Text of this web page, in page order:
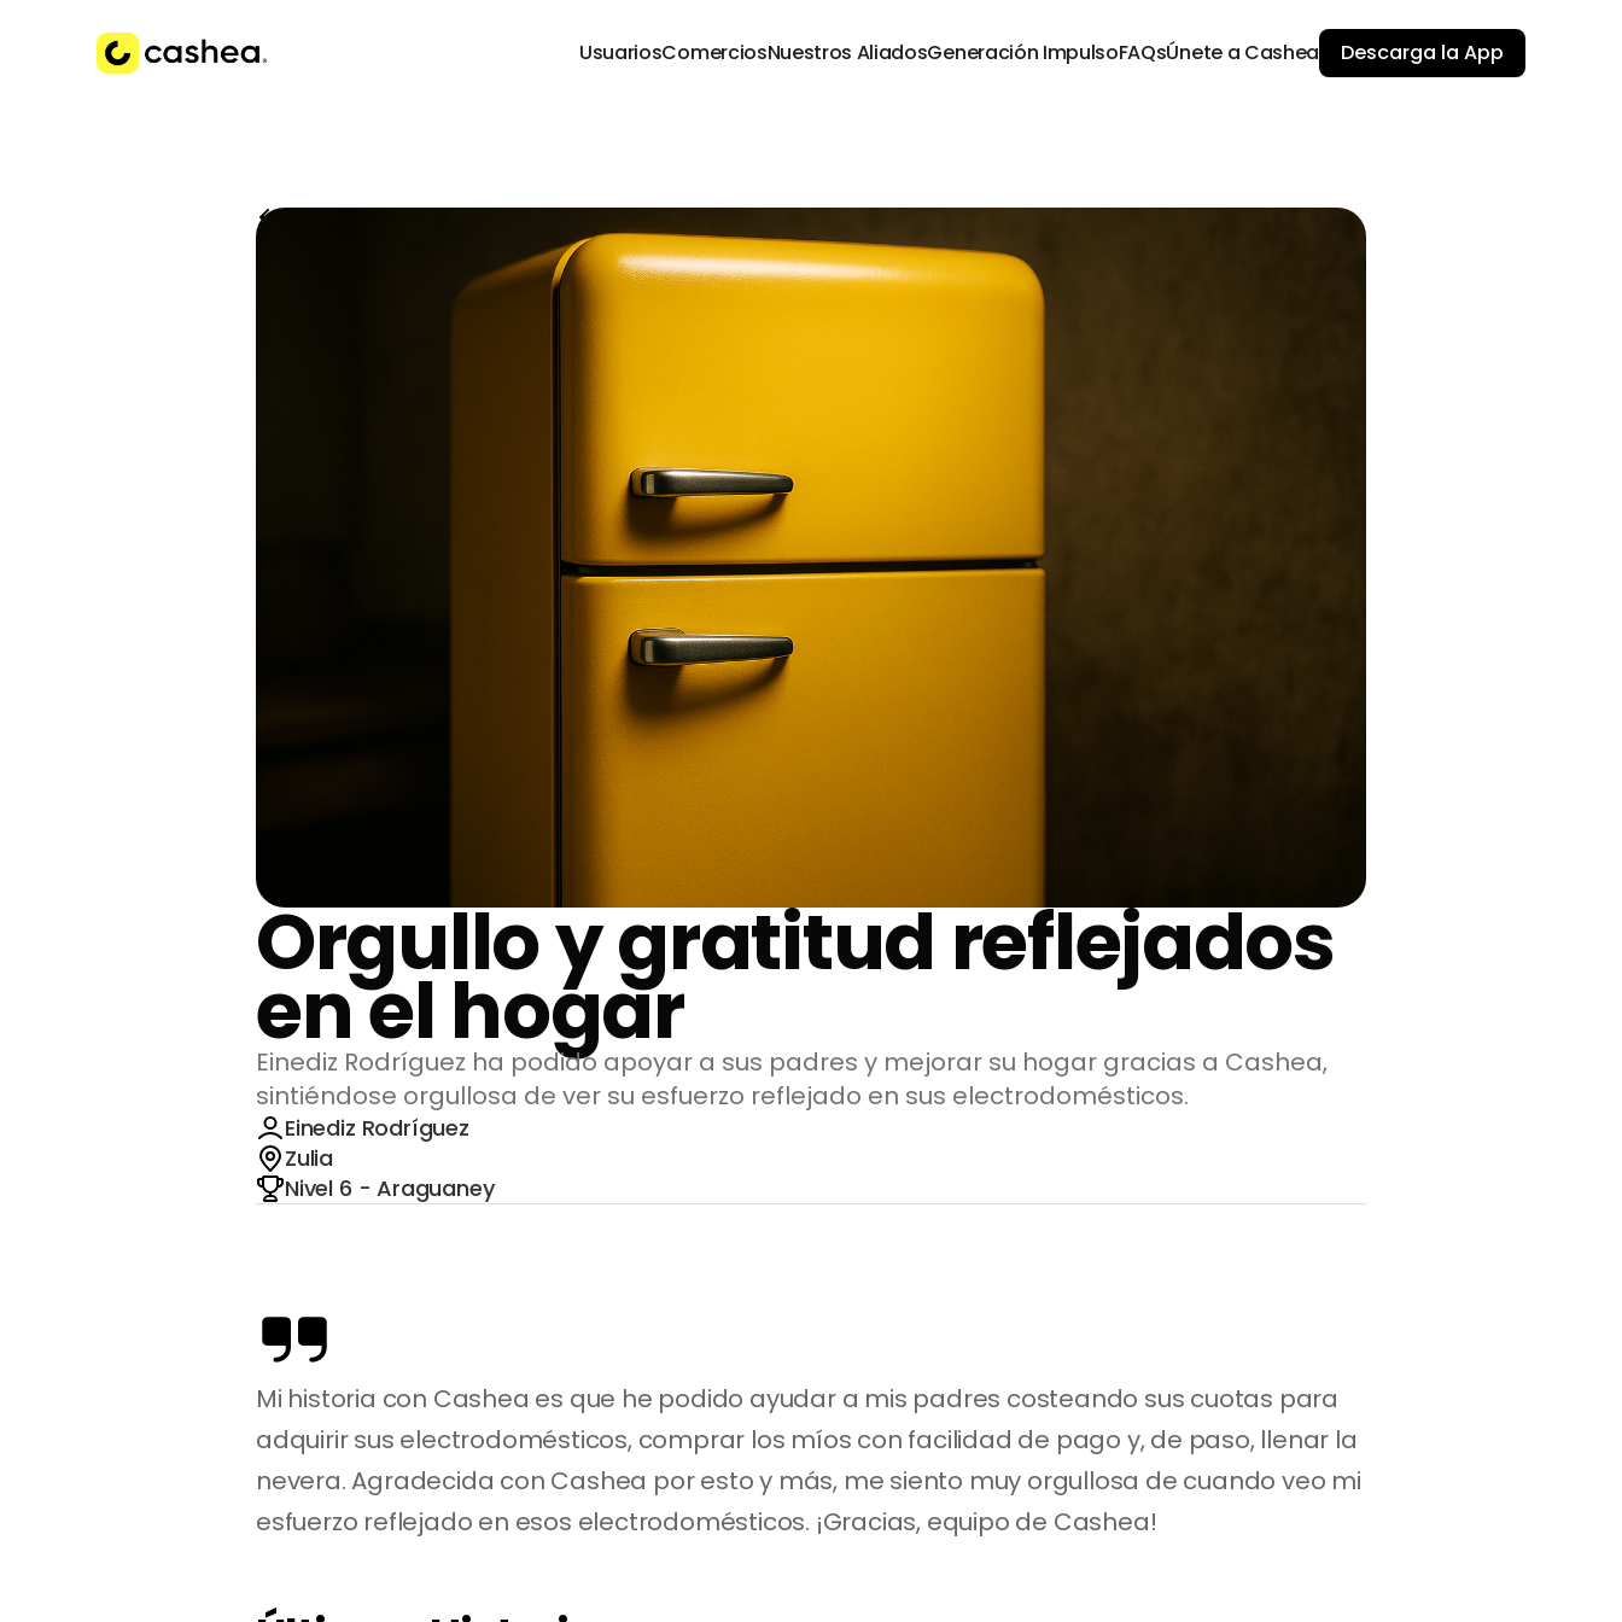
UsuariosComerciosNuestros AliadosGeneración ImpulsoFAQsÚnete a Cashea Descarga la App
Volver a Historias
Orgullo y gratitud reflejados
en el hogar
Einediz Rodríguez ha podido apoyar a sus padres y mejorar su hogar gracias a Cashea,
sintiéndose orgullosa de ver su esfuerzo reflejado en sus electrodomésticos.
Einediz Rodríguez
Zulia
Nivel 6 - Araguaney
Mi historia con Cashea es que he podido ayudar a mis padres costeando sus cuotas para
adquirir sus electrodomésticos, comprar los míos con facilidad de pago y, de paso, llenar la
nevera. Agradecida con Cashea por esto y más, me siento muy orgullosa de cuando veo mi
esfuerzo reflejado en esos electrodomésticos. ¡Gracias, equipo de Cashea!